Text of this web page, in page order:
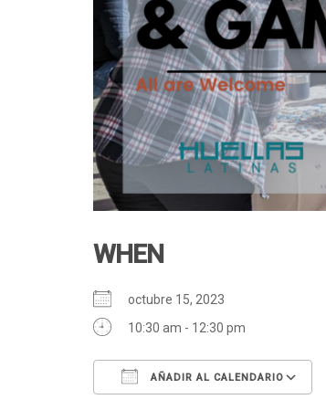
WHEN
octubre 15, 2023
10:30 am - 12:30 pm
AÑADIR AL CALENDARIO